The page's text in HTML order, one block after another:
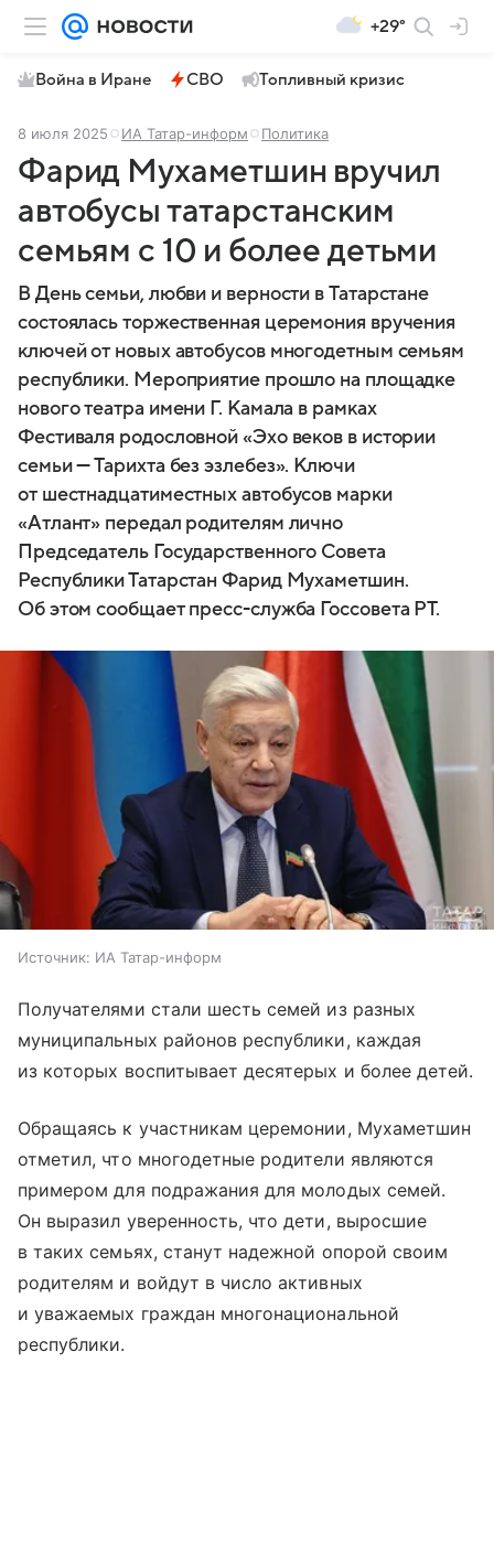
+29°
Война в Иране СВО Топливный кризис
8 июля 2025 ИА Татар-информ Политика
Фарид Мухаметшин вручил
автобусы татарстанским
семьям с 10 и более детьми
В День семьи, любви и верности в Татарстане
состоялась торжественная церемония вручения
ключей от новых автобусов многодетным семьям
республики. Мероприятие прошло на площадке
нового театра имени Г. Камала в рамках
Фестиваля родословной «Эхо веков в истории
семьи — Тарихта без эзлебез». Ключи
от шестнадцатиместных автобусов марки
«Атлант» передал родителям лично
Председатель Государственного Совета
Республики Татарстан Фарид Мухаметшин.
Об этом сообщает пресс-служба Госсовета РТ.
Источник: ИА Татар-информ
Получателями стали шесть семей из разных
муниципальных районов республики, каждая
из которых воспитывает десятерых и более детей.
Обращаясь к участникам церемонии, Мухаметшин
отметил, что многодетные родители являются
примером для подражания для молодых семей.
Он выразил уверенность, что дети, выросшие
в таких семьях, станут надежной опорой своим
родителям и войдут в число активных
и уважаемых граждан многонациональной
республики.